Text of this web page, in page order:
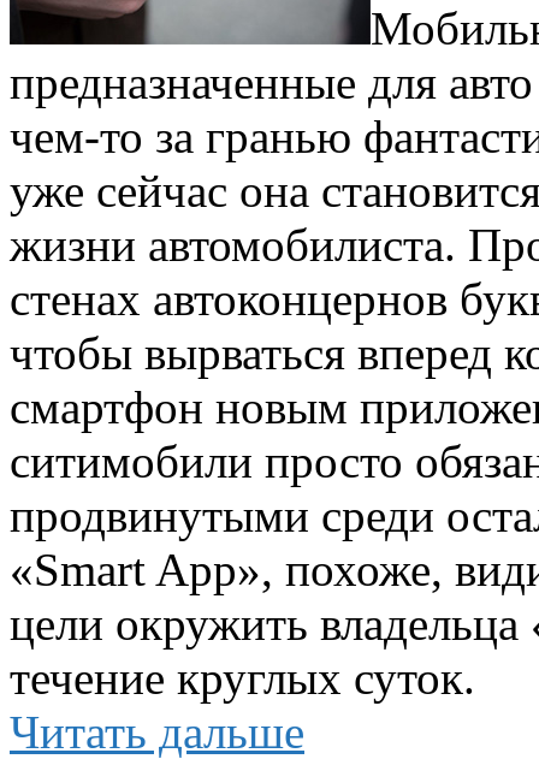
предназначенные для
чем-то за гранью
уже сейчас она
жизни автомобилиста.
стенах автоконцернов
чтобы вырваться вперед
смартфон новым
ситимобили просто
продвинутыми среди
«Smart App», похоже,
цели окружить
течение круглых суток.
Читать дальше